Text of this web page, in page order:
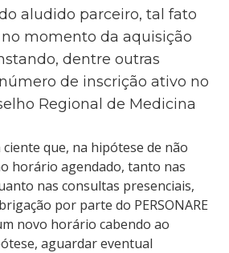
aludido parceiro, tal fato
momento da aquisição
dentre outras
de inscrição ativo no
Regional de Medicina
ciente que, na hipótese de não
horário agendado, tanto nas
nas consultas presenciais,
por parte do PERSONARE
novo horário cabendo ao
aguardar eventual